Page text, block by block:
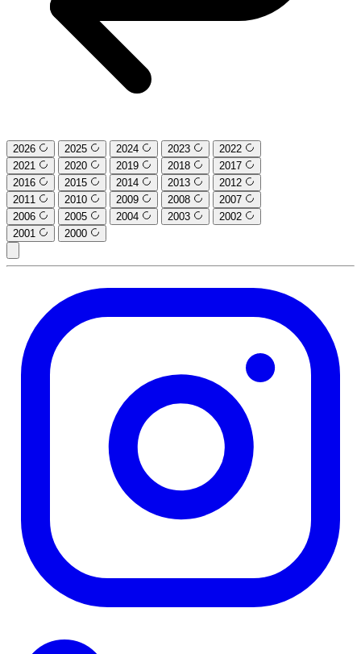
2026 2025 2024 2023
2022
2021
2020 2019 2018
2017
2016
2015 2014 2013
2012
2011
2010 2009 2008
2007
2006
2005 2004 2003
2002
2001
2000